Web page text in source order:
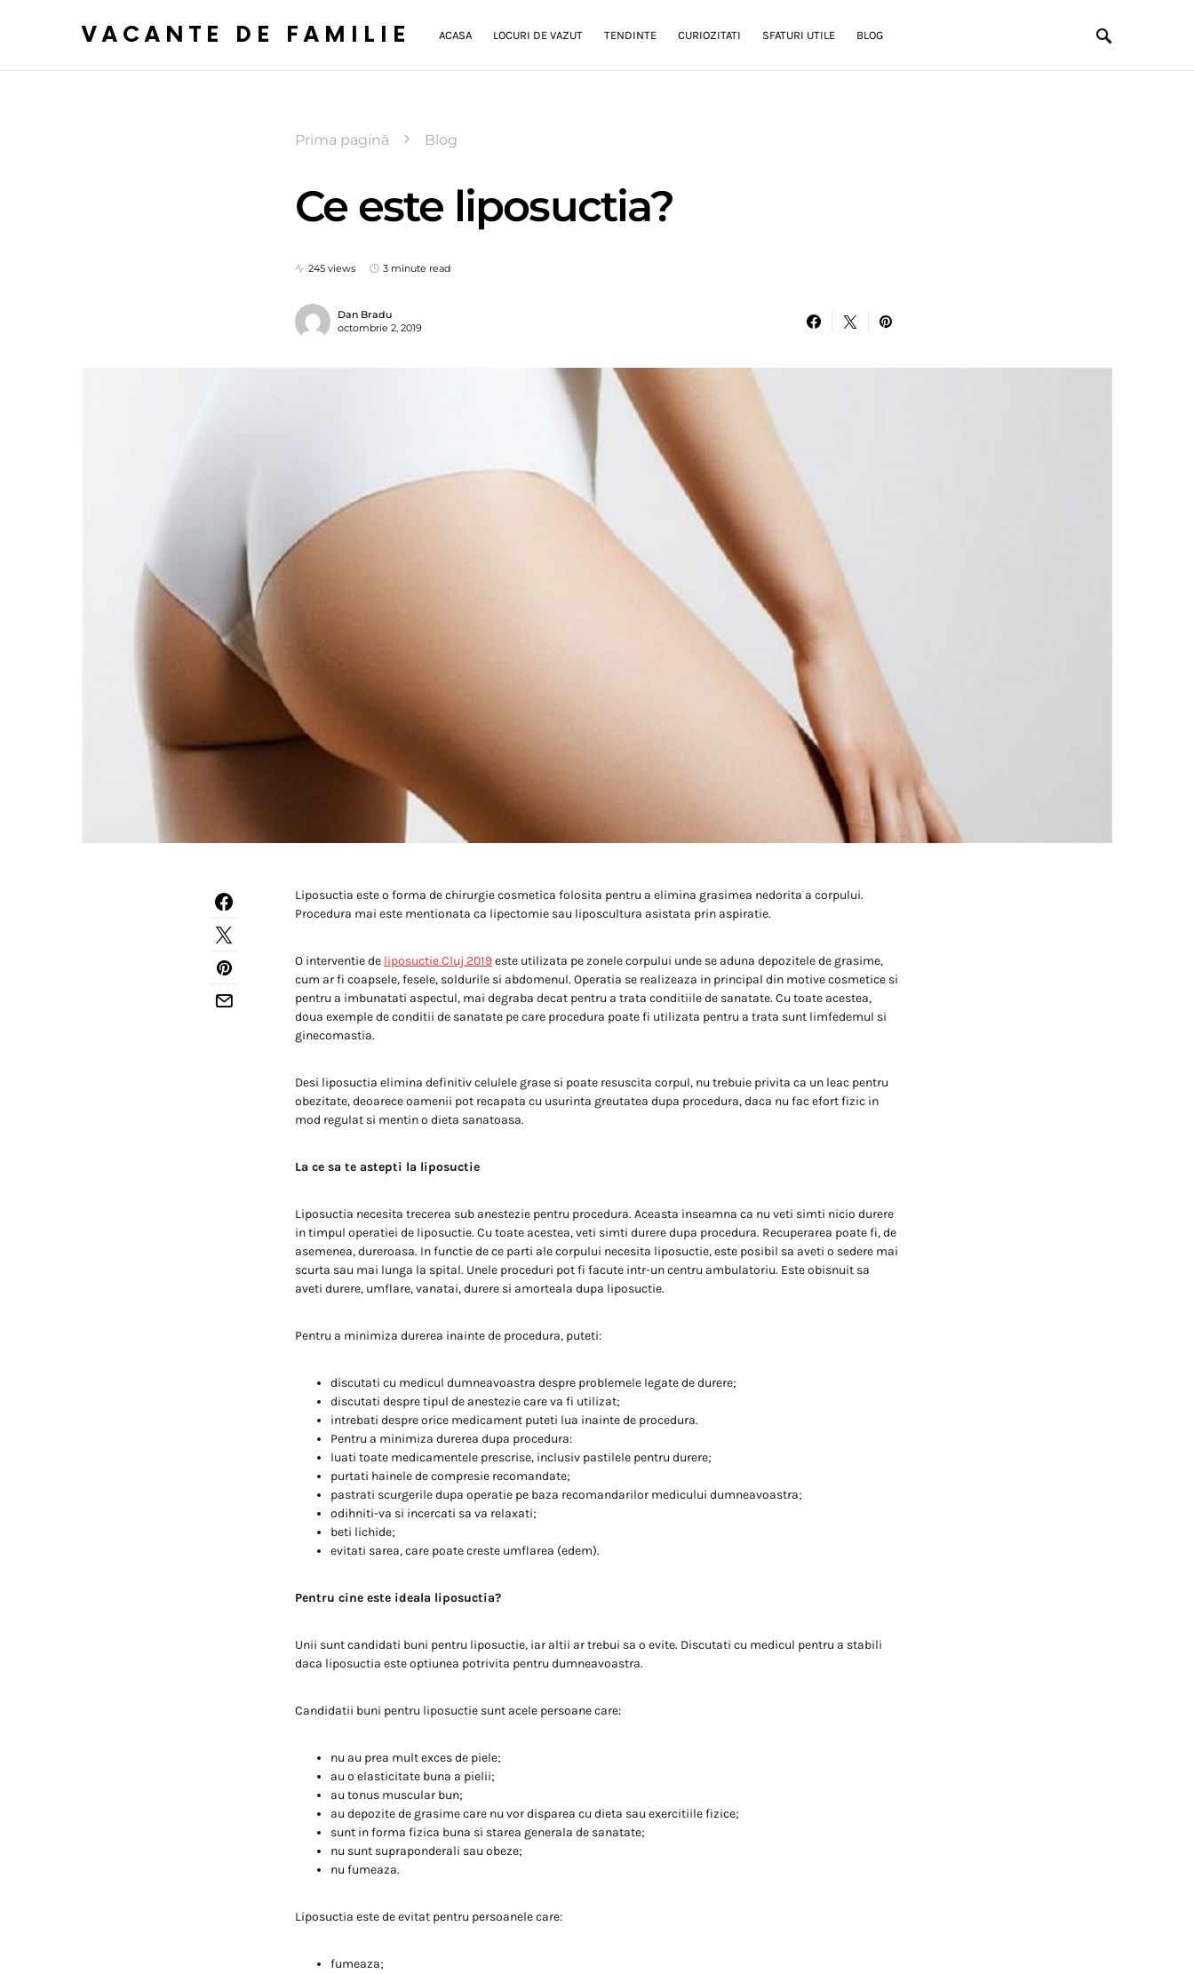
VACANTE DE FAMILIE ACASA LOCURI DE VAZUT TENDINTE CURIOZITATI SFATURI UTILE BLOG
Prima pagină Blog
Ce este liposuctia?
245 views 3 minute read
Dan Bradu
octombrie 2, 2019
Liposuctia este o forma de chirurgie cosmetica folosita pentru a elimina grasimea nedorita a corpului.
Procedura mai este mentionata ca lipectomie sau liposcultura asistata prin aspiratie.
O interventie de liposuctie Cluj 2019este utilizata pe zonele corpului unde se aduna depozitele de grasime,
cum ar fi coapsele, fesele, soldurile si abdomenul. Operatia se realizeaza in principal din motive cosmetice si
pentru a imbunatati aspectul, mai degraba decat pentru a trata conditiile de sanatate. Cu toate acestea,
doua exemple de conditii de sanatate pe care procedura poate fi utilizata pentru a trata sunt limfedemul si
ginecomastia.
Desi liposuctia elimina definitiv celulele grase si poate resuscita corpul, nu trebuie privita ca un leac pentru
obezitate, deoarece oamenii pot recapata cu usurinta greutatea dupa procedura, daca nu fac efort fizic in
mod regulat si mentin o dieta sanatoasa.
La ce sa te astepti la liposuctie
Liposuctia necesita trecerea sub anestezie pentru procedura. Aceasta inseamna ca nu veti simti nicio durere
in timpul operatiei de liposuctie. Cu toate acestea, veti simti durere dupa procedura. Recuperarea poate fi, de
asemenea, dureroasa. In functie de ce parti ale corpului necesita liposuctie, este posibil sa aveti o sedere mai
scurta sau mai lunga la spital. Unele proceduri pot fi facute intr-un centru ambulatoriu. Este obisnuit sa
aveti durere, umflare, vanatai, durere si amorteala dupa liposuctie.
Pentru a minimiza durerea inainte de procedura, puteti:
discutati cu medicul dumneavoastra despre problemele legate de durere;
discutati despre tipul de anestezie care va fi utilizat;
intrebati despre orice medicament puteti lua inainte de procedura.
Pentru a minimiza durerea dupa procedura:
luati toate medicamentele prescrise, inclusiv pastilele pentru durere;
purtati hainele de compresie recomandate;
pastrati scurgerile dupa operatie pe baza recomandarilor medicului dumneavoastra;
odihniti-va si incercati sa va relaxati;
beti lichide;
evitati sarea, care poate creste umflarea (edem).
Pentru cine este ideala liposuctia?
Unii sunt candidati buni pentru liposuctie, iar altii ar trebui sa o evite. Discutati cu medicul pentru a stabili
daca liposuctia este optiunea potrivita pentru dumneavoastra.
Candidatii buni pentru liposuctie sunt acele persoane care:
nu au prea mult exces de piele;
au o elasticitate buna a pielii;
au tonus muscular bun;
au depozite de grasime care nu vor disparea cu dieta sau exercitiile fizice;
sunt in forma fizica buna si starea generala de sanatate;
nu sunt supraponderali sau obeze;
nu fumeaza.
Liposuctia este de evitat pentru persoanele care:
fumeaza;